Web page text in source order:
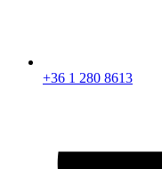
+36 1 280 8613